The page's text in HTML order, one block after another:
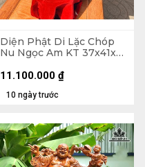
Diện Phật Di Lặc Chóp
Nu Ngọc Am KT 37x41x7
10 ngày trước
11.100.000 ₫